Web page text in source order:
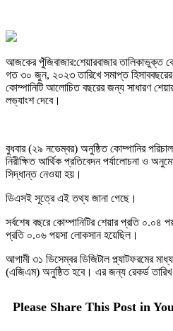
আজকের পুঁজিবাজার:শেয়ারবাজার তালিকাভুক্ত
গত ৩০ জুন, ২০২৩ তারিখে সমাপ্ত
কোম্পানিটি আলোচিত বছরের জন্য সাধারণ
লভ্যাংশ দেবে।
বুধবার (২৯ নভেম্বর) অনুষ্ঠিত কোম্পানির
নিরীক্ষিত আর্থিক প্রতিবেদন পর্যালোচনা ও
সিদ্ধান্ত নেওয়া হয়।
ডিএসই সূত্রে এই তথ্য জানা গেছে।
সর্বশেষ বছরে কোম্পানিটির শেয়ার প্রতি
প্রতি ০.০৬ পয়সা লোকসান হয়েছিল।
আগামী ৩১ ডিসেম্বর ডিজিটাল প্ল্যাটফরমের
(এজিএম) অনুষ্ঠিত হবে। এর জন্য রেকর্ড তারিখ
Please Share This Post in